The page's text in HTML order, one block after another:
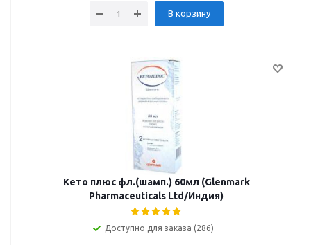
В корзину
Кето плюс фл.(шамп.) 60мл (Glenmark
Pharmaceuticals Ltd/Индия)
Доступно для заказа (286)